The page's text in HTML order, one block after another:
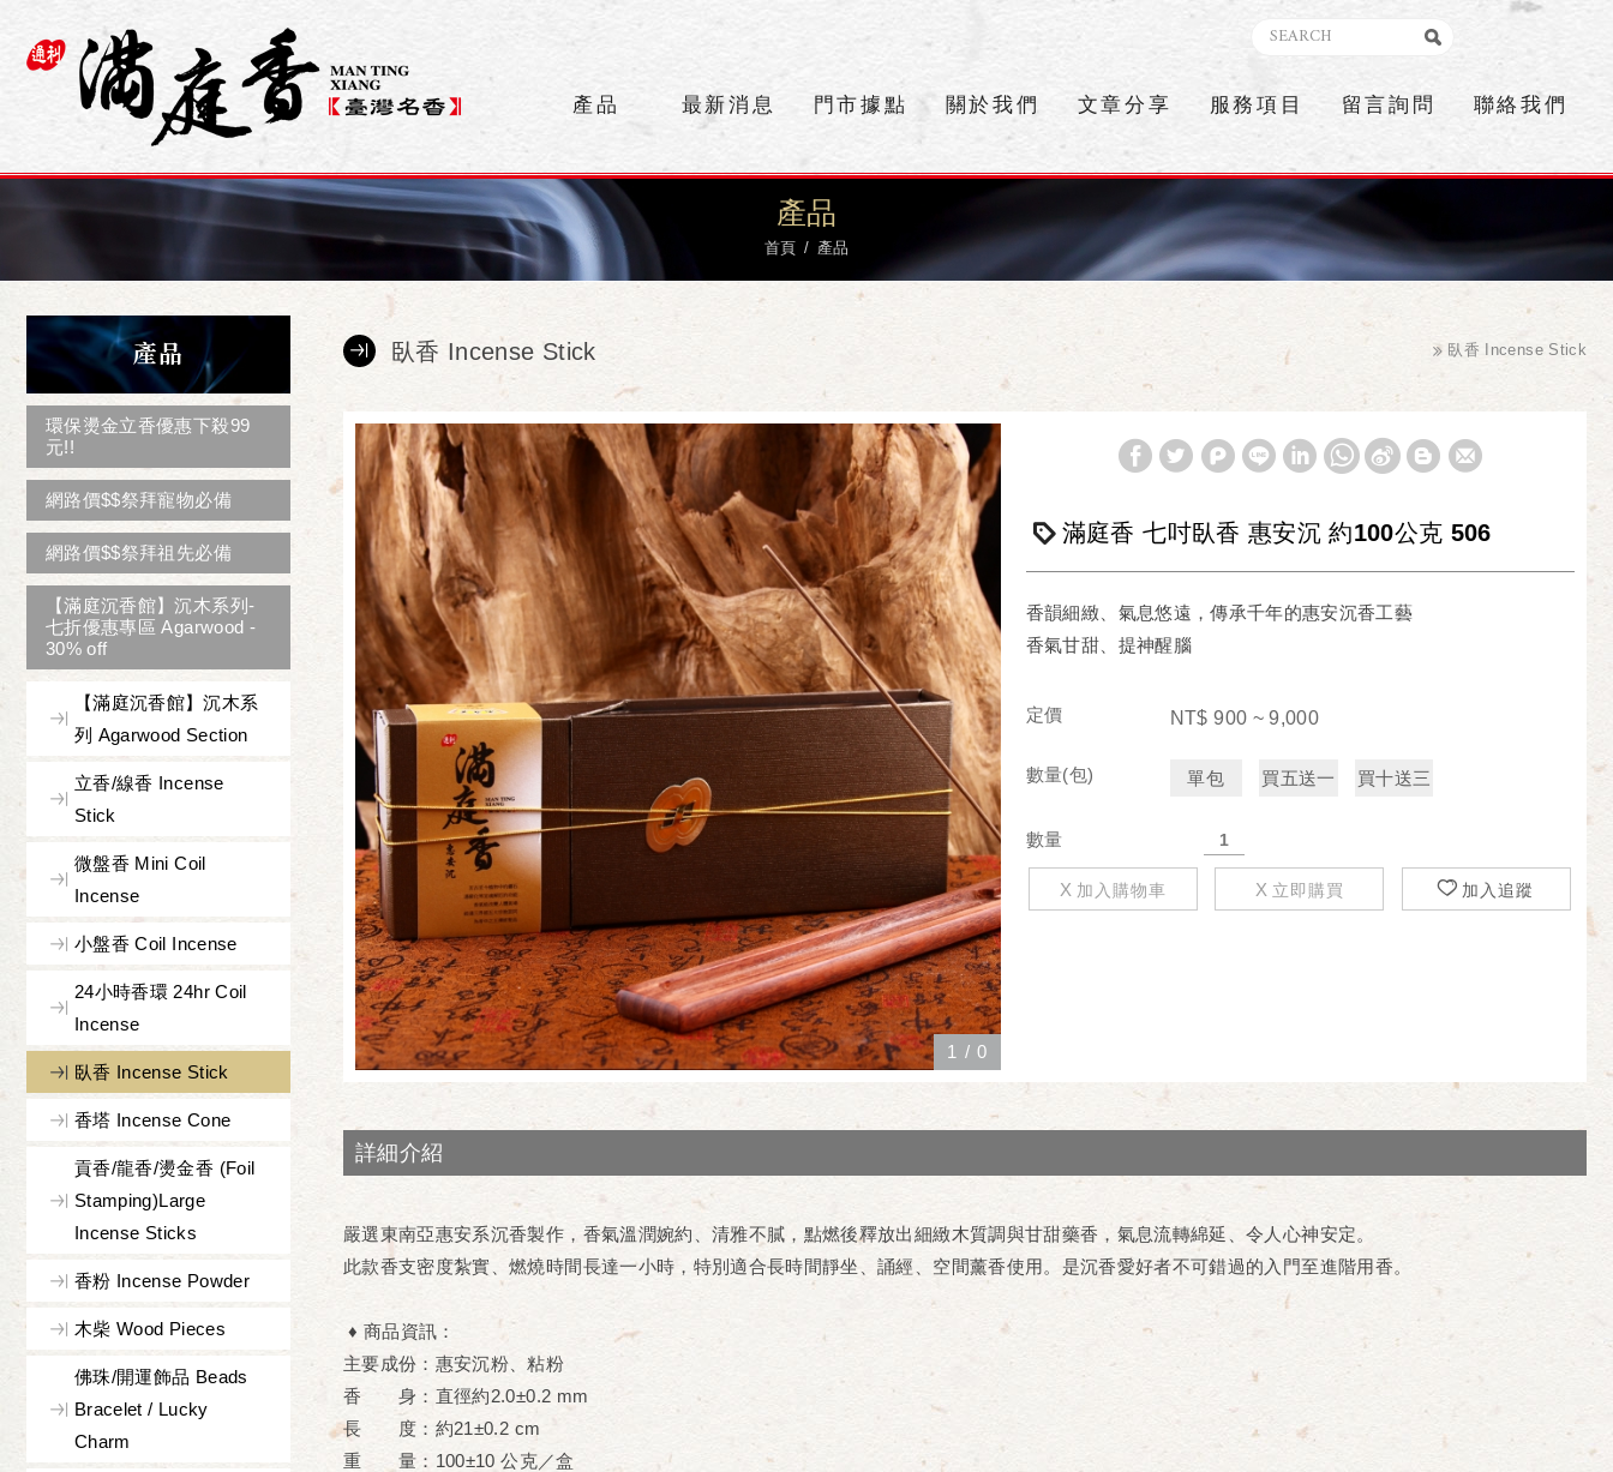
產品 最新消息 門市據點 關於我們 文章分享 服務項目 留言詢問 聯絡我們
產品
首頁 產品
產品
環保燙金立香優惠下殺99
元!!
網路價$$祭拜寵物必備
網路價$$祭拜祖先必備
【滿庭沉香館】沉木系列-
七折優惠專區 Agarwood -
30% off
【滿庭沉香館】沉木系
列 Agarwood Section
立香/線香 Incense
Stick
微盤香 Mini Coil
Incense
小盤香 Coil Incense
24小時香環 24hr Coil
Incense
臥香 Incense Stick
香塔 Incense Cone
貢香/龍香/燙金香 (Foil
Stamping)Large
Incense Sticks
香粉 Incense Powder
木柴 Wood Pieces
佛珠/開運飾品 Beads
Bracelet / Lucky
Charm
臥香 Incense Stick 臥香 Incense Stick
滿庭香 七吋臥香 惠安沉 約100公克 506
香韻細緻、氣息悠遠，傳承千年的惠安沉香工藝
香氣甘甜、提神醒腦
定價 NT$ 900 ~ 9,000
數量(包) 單包 買五送一 買十送三
數量
加入購物車 立即購買 加入追蹤
1 /0
詳細介紹
嚴選東南亞惠安系沉香製作，香氣溫潤婉約、清雅不膩，點燃後釋放出細緻木質調與甘甜藥香，氣息流轉綿延、令人心神安定。
此款香支密度紮實、燃燒時間長達一小時，特別適合長時間靜坐、誦經、空間薰香使用。是沉香愛好者不可錯過的入門至進階用香。
♦ 商品資訊：
主要成份 ：惠安沉粉、粘粉
香 身 ：直徑約2.0±0.2 mm
長 度 ：約21±0.2 cm
重 量 ：100±10 公克／盒